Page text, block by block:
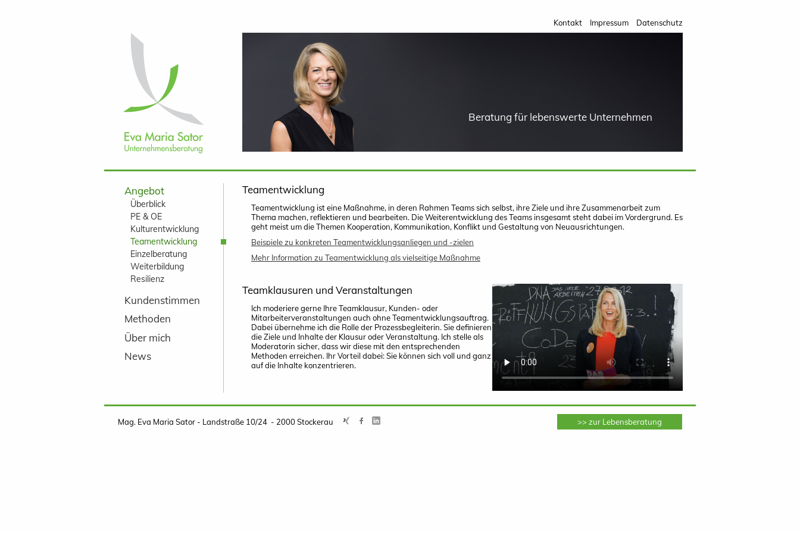
Kontakt
Impressum Datenschutz
Beratung für lebenswerte Unternehmen
Teamentwicklung
Teamentwicklung ist eine Maßnahme, in deren Rahmen Teams sich selbst, ihre Ziele und ihre Zusammenarbeit zum
Thema machen, reflektieren und bearbeiten. Die Weiterentwicklung des Teams insgesamt steht dabei im Vordergrund. Es
geht meist um die Themen Kooperation, Kommunikation, Konflikt und Gestaltung von Neuausrichtungen.
Beispiele zu konkreten Teamentwicklungsanliegen und -zielen
Mehr Information zu Teamentwicklung als vielseitige Maßnahme
Teamklausuren und Veranstaltungen
Ich moderiere gerne Ihre Teamklausur, Kunden- oder
Mitarbeiterveranstaltungen auch ohne Teamentwicklungsauftrag.
Dabei übernehme ich die Rolle der Prozessbegleiterin. Sie definieren
die Ziele und Inhalte der Klausur oder Veranstaltung. Ich stelle als
Moderatorin sicher, dass wir diese mit den entsprechenden
Methoden erreichen. Ihr Vorteil dabei: Sie können sich voll und ganz
auf die Inhalte konzentrieren.
Navigation
überspringen
Angebot
Überblick
PE & OE
Kulturentwicklung
Teamentwicklung
Einzelberatung
Weiterbildung
Resilienz
Kundenstimmen
Methoden
Über mich
News
Mag. Eva Maria Sator - Landstraße 10/24 - 2000 Stockerau >> zur Lebensberatung